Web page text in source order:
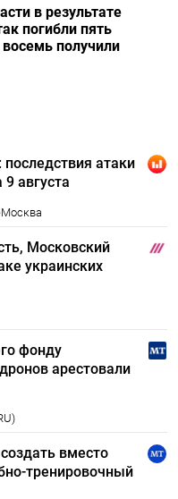
в результате
погибли пять
получили